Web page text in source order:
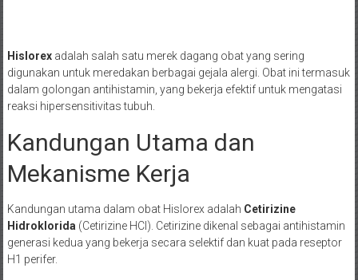
Hislorexadalah salah satu merek dagang obat yang sering
digunakan untuk meredakan berbagai gejala alergi. Obat ini termasuk
dalam golongan antihistamin, yang bekerja efektif untuk mengatasi
reaksi hipersensitivitas tubuh.
Kandungan Utama dan
Mekanisme Kerja
Kandungan utama dalam obat Hislorex adalah Cetirizine
Hidroklorida (Cetirizine HCl). Cetirizine dikenal sebagai antihistamin
generasi kedua yang bekerja secara selektif dan kuat pada reseptor
H1 perifer.